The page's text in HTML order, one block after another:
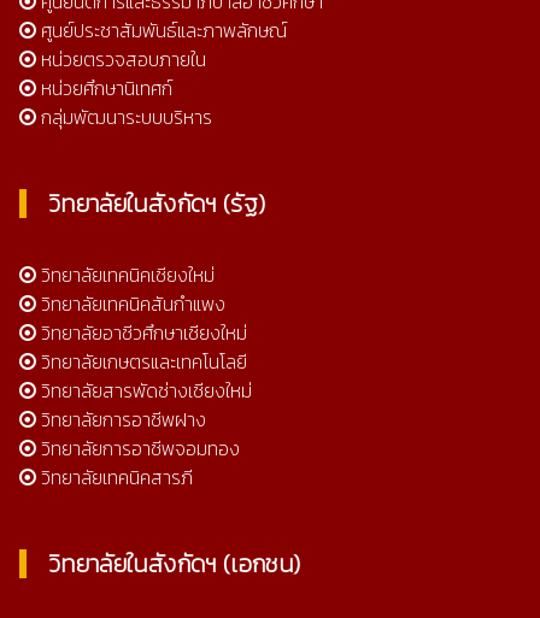
ศูนย์ประชาสัมพันธ์และภาพลักษณ์
หน่วยตรวจสอบภายใน
หน่วยศึกษานิเทศก์
กลุ่มพัฒนาระบบบริหาร
วิทยาลัยในสังกัดฯ (รัฐ)
วิทยาลัยเทคนิคเชียงใหม่
วิทยาลัยเทคนิคสันกำแพง
วิทยาลัยอาชีวศึกษาเชียงใหม่
วิทยาลัยเกษตรและเทคโนโลยี
วิทยาลัยสารพัดช่างเชียงใหม่
วิทยาลัยการอาชีพฝาง
วิทยาลัยการอาชีพจอมทอง
วิทยาลัยเทคนิคสารภี
วิทยาลัยในสังกัดฯ (เอกชน)